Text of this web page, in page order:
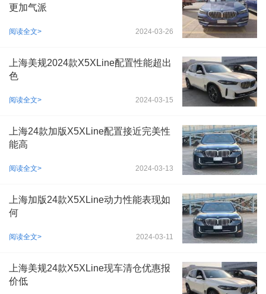
更加气派
2024-03-26
阅读全文>
上海美规2024款X5XLine配置性能超出
色
2024-03-15
阅读全文>
上海24款加版X5XLine配置接近完美性
能高
2024-03-13
阅读全文>
上海加版24款X5XLine动力性能表现如
何
2024-03-11
阅读全文>
上海美规24款X5XLine现车清仓优惠报
价低